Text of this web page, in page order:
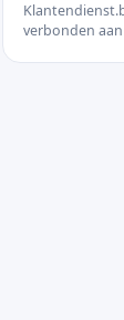
verbonden